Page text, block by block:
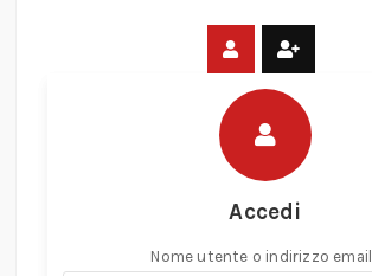
Accedi
Nome utente o indirizzo email